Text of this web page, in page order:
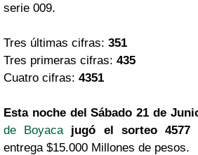
serie 009.
Tres últimas cifras: 351
Tres primeras cifras: 435
Cuatro cifras: 4351
Esta noche del Sábado 21 de
de Boyaca
jugó el sorteo 4577
entrega $15.000 Millones de pesos.